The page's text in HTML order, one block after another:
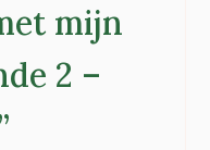
mijn
2 –